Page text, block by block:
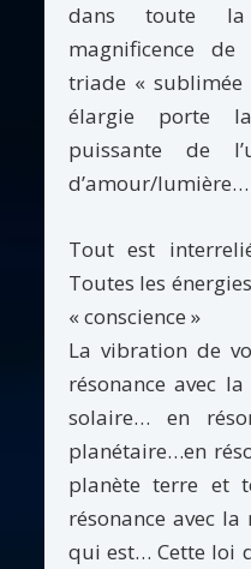
dans toute
magnificence
triade « sublimée
élargie porte
puissante de
d’amour/lumière…
Tout est
Toutes les
« conscience »
La vibration de
résonance avec
solaire… en
planétaire…en
planète terre et
résonance avec
qui est… Cette loi